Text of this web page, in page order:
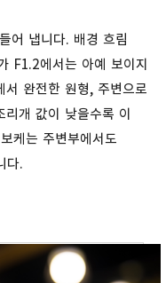
어 냅니다. 배경 흐림
F1.2에서는 아예 보이지
서 완전한 원형, 주변으로
개 값이 낮을수록 이
케는 주변부에서도
다.